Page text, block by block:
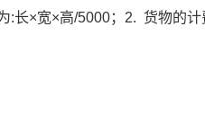
:长×宽×高/5000；2. 货物的